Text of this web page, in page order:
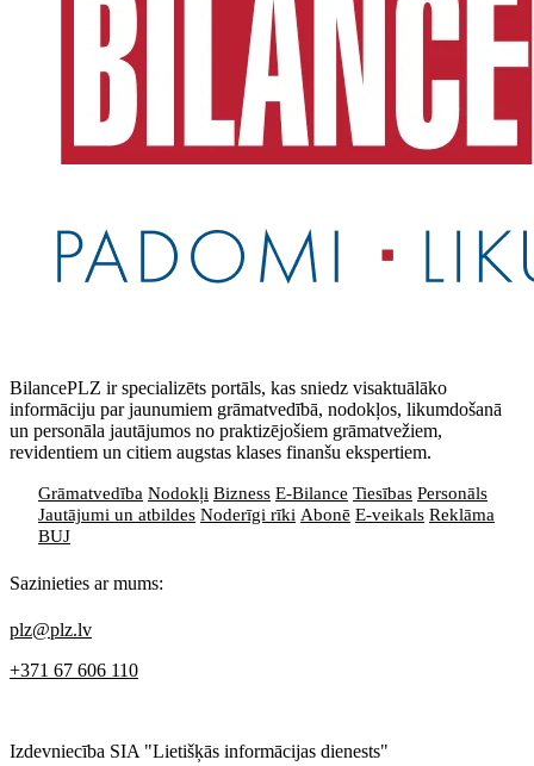
BilancePLZ ir specializēts portāls, kas sniedz visaktuālāko
informāciju par jaunumiem grāmatvedībā, nodokļos, likumdošanā
un personāla jautājumos no praktizējošiem grāmatvežiem,
revidentiem un citiem augstas klases finanšu ekspertiem.
Grāmatvedība Nodokļi Bizness E-Bilance Tiesības Personāls
Jautājumi un atbildes Noderīgi rīki Abonē E-veikals Reklāma
BUJ
Sazinieties ar mums:
plz@plz.lv
+371 67 606 110
Izdevniecība SIA "Lietišķās informācijas dienests"